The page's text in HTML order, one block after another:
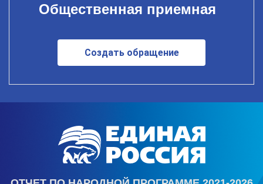
Общественная приемная
Создать обращение